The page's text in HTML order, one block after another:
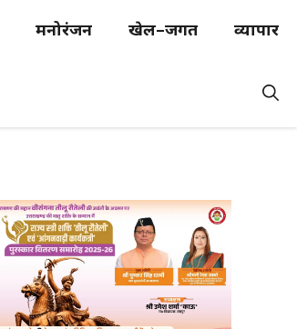
मनोरंजन खेल–जगत व्यापार